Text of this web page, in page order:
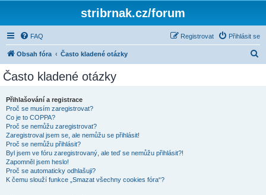
stribrnak.cz/forum
FAQ Přihlásit se
Registrovat
Obsah fóra Často kladené otázky
Často kladené otázky
Přihlašování a registrace
Proč se musím zaregistrovat?
Co je to COPPA?
Proč se nemůžu zaregistrovat?
Zaregistroval jsem se, ale nemůžu se přihlásit!
Proč se nemůžu přihlásit?
Byl jsem ve fóru zaregistrovaný, ale teď se nemůžu přihlásit?!
Zapomněl jsem heslo!
Proč se automaticky odhlašuji?
K čemu slouží funkce „Smazat všechny cookies fóra“?